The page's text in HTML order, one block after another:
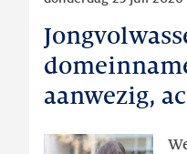
aanwezig,
Jongvolwassenen
domeinnamen:
interesse